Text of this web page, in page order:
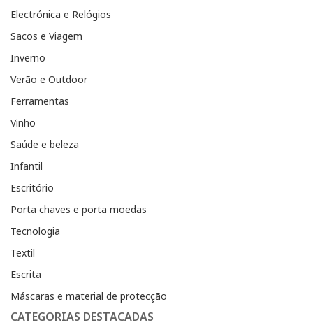
Electrónica e Relógios
Sacos e Viagem
Inverno
Verão e Outdoor
Ferramentas
Vinho
Saúde e beleza
Infantil
Escritório
Porta chaves e porta moedas
Tecnologia
Textil
Escrita
Máscaras e material de protecção
CATEGORIAS DESTACADAS